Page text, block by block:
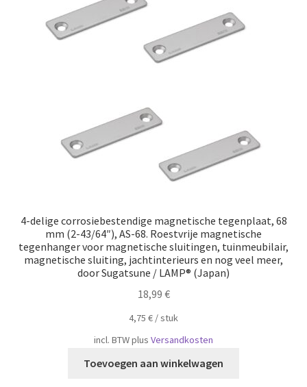
4-delige corrosiebestendige magnetische tegenplaat, 68
mm (2-43/64″), AS-68. Roestvrije magnetische
tegenhanger voor magnetische sluitingen, tuinmeubilair,
magnetische sluiting, jachtinterieurs en nog veel meer,
door Sugatsune / LAMP® (Japan)
18,99 €
4,75 € /​​stuk
incl. BTWplus Versandkosten
Toevoegen aan winkelwagen